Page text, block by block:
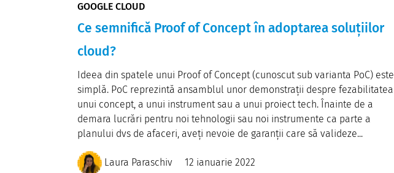
GOOGLE CLOUD
Ce semnifică Proof of Concept în adoptarea soluțiilor
cloud?
Ideea din spatele unui Proof of Concept (cunoscut sub varianta PoC) este
simplă. PoC reprezintă ansamblul unor demonstrații despre fezabilitatea
unui concept, a unui instrument sau a unui proiect tech. Înainte de a
demara lucrări pentru noi tehnologii sau noi instrumente ca parte a
planului dvs de afaceri, aveți nevoie de garanții care să valideze...
Laura Paraschiv 12 ianuarie 2022